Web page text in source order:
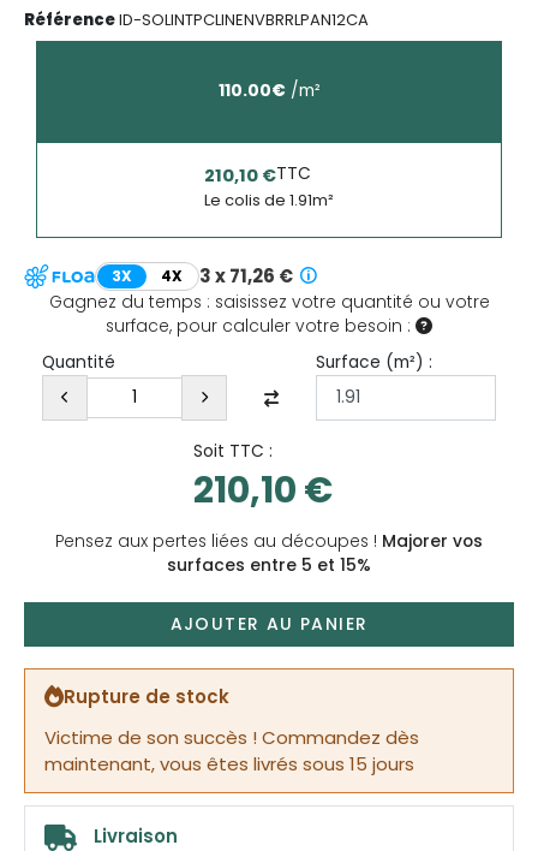
RéférenceID-SOLINTPCLINENVBRRLPAN12CA
110.00€/m²
210,10 €TTC
Le colis de 1.91m²
3X 4X 3 x 71,26 €
Gagnez du temps : saisissez votre quantité ou votre
surface, pour calculer votre besoin :
Quantité
Surface (m²) :
Soit TTC :
210,10 €
Pensez aux pertes liées au découpes ! Majorer vos
surfaces entre 5 et 15%
AJOUTER AU PANIER
Rupture de stock
Victime de son succès ! Commandez dès
maintenant, vous êtes livrés sous 15 jours
Livraison